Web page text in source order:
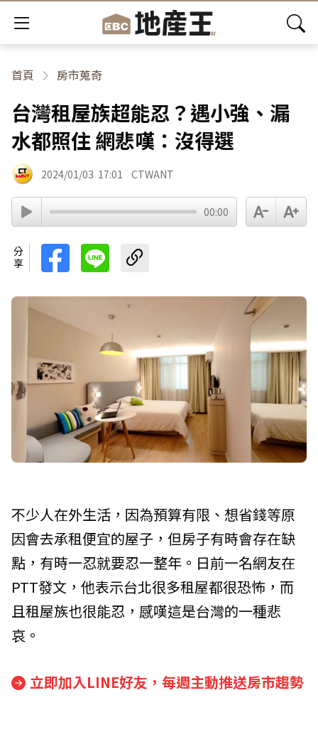
首頁 房市蒐奇
台灣租屋族超能忍？遇小強、漏
水都照住 網悲嘆：沒得選
2024/01/03 17:01 CTWANT
00:00
分享
不少人在外生活，因為預算有限、想省錢等原
因會去承租便宜的屋子，但房子有時會存在缺
點，有時一忍就要忍一整年。日前一名網友在
PTT發文，他表示台北很多租屋都很恐怖，而
且租屋族也很能忍，感嘆這是台灣的一種悲
哀。
立即加入LINE好友，每週主動推送房市趨勢